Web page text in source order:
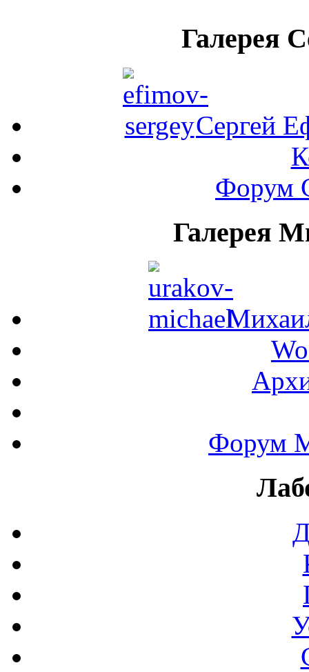
Галерея
Сергей
Форум
Галерея
Форум